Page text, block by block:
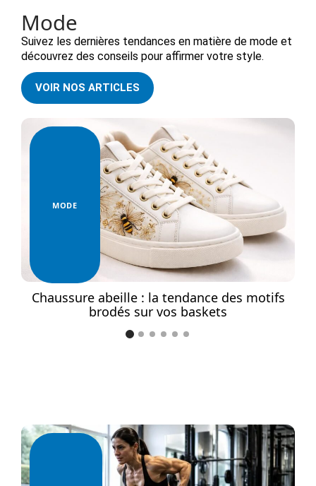
Mode
Suivez les dernières tendances en matière de mode et
découvrez des conseils pour affirmer votre style.
VOIR NOS ARTICLES
MODE
Chaussure abeille : la tendance des motifs
brodés sur vos baskets